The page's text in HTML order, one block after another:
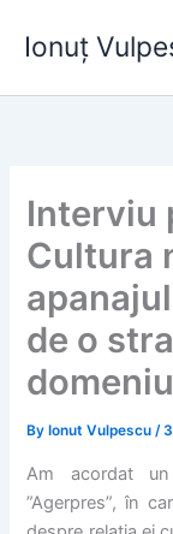
Ionuț
Interviu
Cultura
de o
domeniu
By Ionut Vulpescu/
Am acordat
”Agerpres”, în